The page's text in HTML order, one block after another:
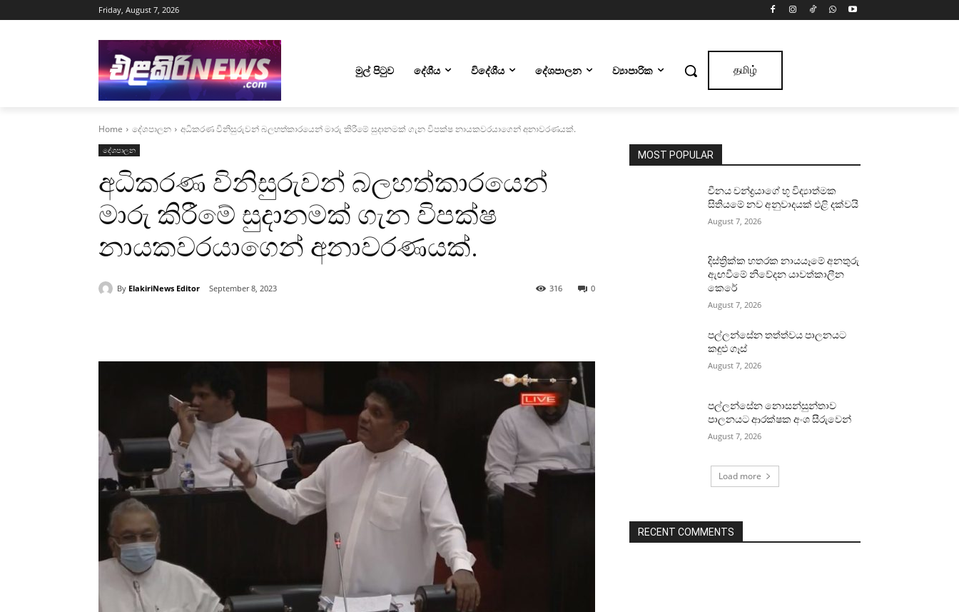
Friday, August 7, 2026
මුල් පිටුව දේශීය විදේශීය දේශපාලන ව්‍යාපාරික தமிழ்
Home දේශපාලන අධිකරණ විනිසුරුවන් බලහත්කාරයෙන් මාරු කිරීමේ සුදානමක් ගැන විපක්ෂ නායකවරයාගෙන් අනාවරණයක්.
දේශපාලන
අධිකරණ විනිසුරුවන් බලහත්කාරයෙන්
මාරු කිරීමේ සුදානමක් ගැන විපක්ෂ
නායකවරයාගෙන් අනාවරණයක්.
By ElakiriNews Editor September 8, 2023 0
316
MOST POPULAR
චීනය චන්ද්‍රයාගේ භූ විද්‍යාත්මක
සිතියමේ නව අනුවාදයක් එළි දක්වයි
August 7, 2026
දිස්ත්‍රික්ක හතරක නායයෑමේ අනතුරු
ඇඟවීමේ නිවේදන යාවත්කාලීන
කෙරේ
August 7, 2026
පල්ලන්සේන තත්ත්වය පාලනයට
කඳුළු ගෑස්
August 7, 2026
පල්ලන්සේන නොසන්සුන්තාව
පාලනයට ආරක්ෂක අංශ සීරුවෙන්
August 7, 2026
Load more
RECENT COMMENTS